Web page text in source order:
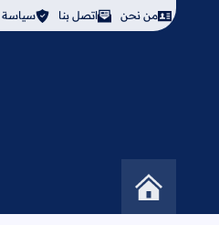
من نحن اتصل بنا سياسة